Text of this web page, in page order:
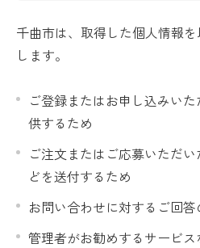
千曲市は、取得した個人情報
します。
ご登録またはお申し込みい
供するため
ご注文またはご応募いただ
どを送付するため
お問い合わせに対するご回答
管理者がお勧めするサービ